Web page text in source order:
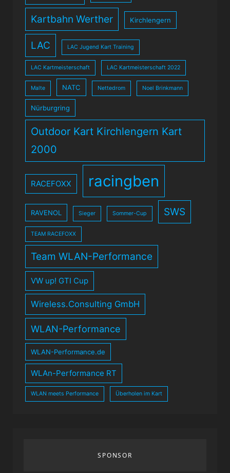
Kartbahn Werther Kirchlengern
LAC LAC Jugend Kart Training
LAC Kartmeisterschaft LAC Kartmeisterschaft 2022
Malte NATC Nettedrom Noel Brinkmann
Nürburgring
Outdoor Kart Kirchlengern Kart
2000
RACEFOXX racingben
RAVENOL Sieger Sommer-Cup SWS
TEAM RACEFOXX
Team WLAN-Performance
VW up! GTI Cup
Wireless.Consulting GmbH
WLAN-Performance
WLAN-Performance.de
WLAn-Performance RT
WLAN meets Performance Überholen im Kart
SPONSOR